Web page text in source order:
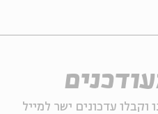
וקבלו עדכונים ישר למייל